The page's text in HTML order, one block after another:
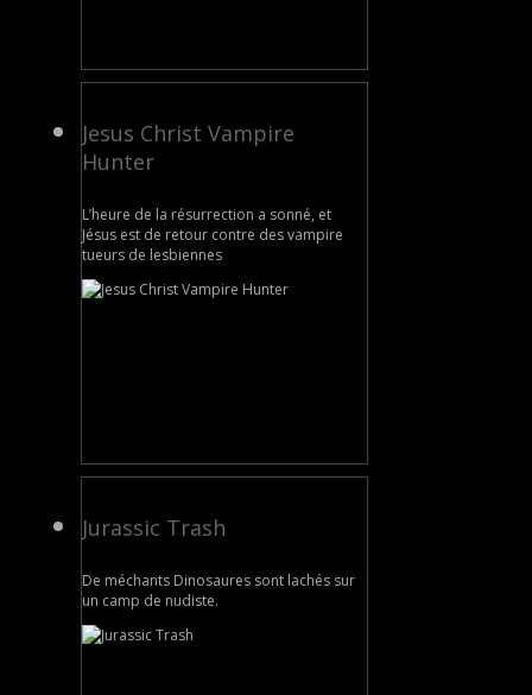
Jesus Christ Vampire
Hunter
L’heure de la résurrection a sonné, et
Jésus est de retour contre des vampire
tueurs de lesbiennes
Jurassic Trash
De méchants Dinosaures sont lachés sur
un camp de nudiste.